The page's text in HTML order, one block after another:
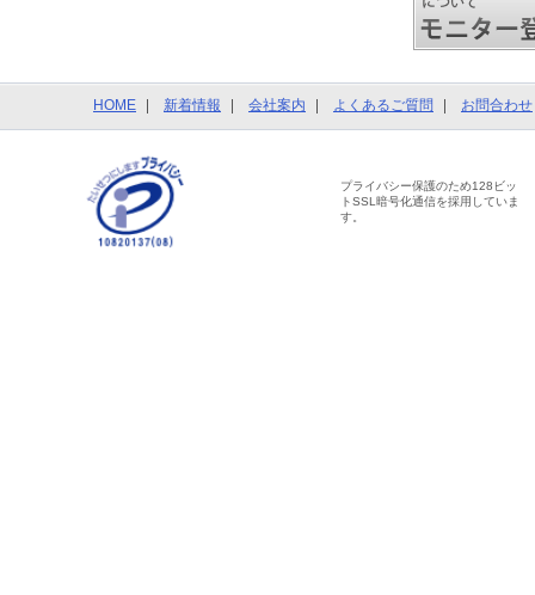
HOME 新着情報 会社案内 よくあるご質問 お問合わせ
プライバシー保護のため128ビッ
トSSL暗号化通信を採用していま
す。